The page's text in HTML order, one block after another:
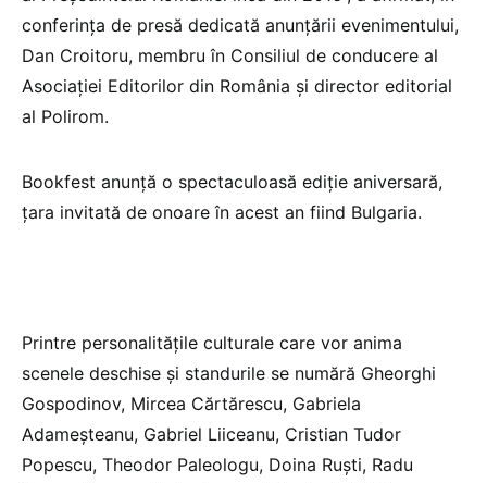
conferința de presă dedicată anunțării evenimentului,
Dan Croitoru, membru în Consiliul de conducere al
Asociației Editorilor din România și director editorial
al Polirom.
Bookfest anunță o spectaculoasă ediție aniversară,
țara invitată de onoare în acest an fiind Bulgaria.
Printre personalitățile culturale care vor anima
scenele deschise și standurile se numără Gheorghi
Gospodinov, Mircea Cărtărescu, Gabriela
Adameșteanu, Gabriel Liiceanu, Cristian Tudor
Popescu, Theodor Paleologu, Doina Ruști, Radu